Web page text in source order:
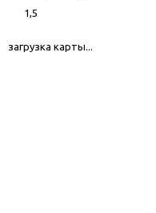
1,5
загрузка карты...